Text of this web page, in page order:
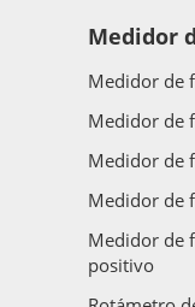
Medidor
Medidor de
Medidor de
Medidor de
Medidor de
Medidor de
positivo